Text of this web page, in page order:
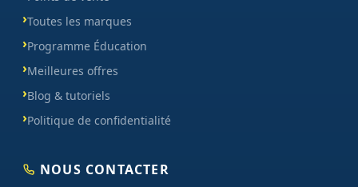
Toutes les marques
Programme Éducation
Meilleures offres
Blog & tutoriels
Politique de confidentialité
NOUS CONTACTER